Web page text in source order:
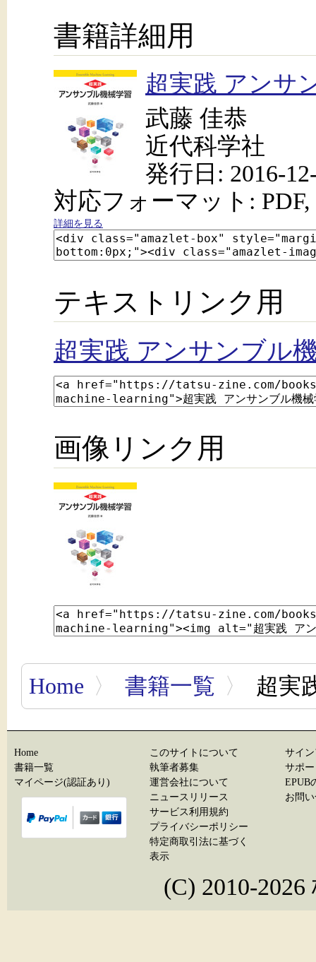
書籍詳細用
超実践 アンサ
武藤 佳恭
近代科学社
発行日: 2016-
対応フォーマット: PDF,
詳細を見る
テキストリンク用
超実践 アンサンブル
画像リンク用
Home 〉 書籍一覧 〉 超実
Home
書籍一覧
マイページ(認証あり)
このサイトについて
執筆者募集
運営会社について
ニュースリリース
サービス利用規約
プライバシーポリシー
特定商取引法に基づく
表示
サイ
サポ
EPUB
お問
(C) 2010-